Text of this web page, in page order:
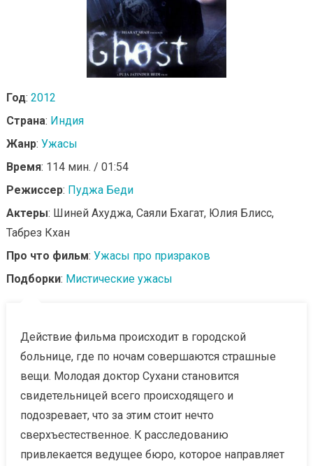
Год: 2012
Страна: Индия
Жанр: Ужасы
Время: 114 мин. / 01:54
Режиссер: Пуджа Беди
Актеры: Шиней Ахуджа, Саяли Бхагат, Юлия Блисс,
Табрез Кхан
Про что фильм: Ужасы про призраков
Подборки: Мистические ужасы
Действие фильма происходит в городской
больнице, где по ночам совершаются страшные
вещи. Молодая доктор Сухани становится
свидетельницей всего происходящего и
подозревает, что за этим стоит нечто
сверхъестественное. К расследованию
привлекается ведущее бюро, которое направляет